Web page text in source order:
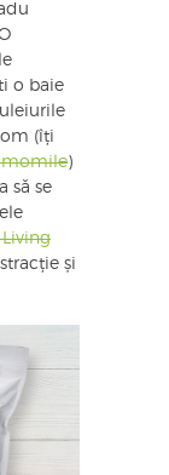
o baie
(îți
)
să se
și